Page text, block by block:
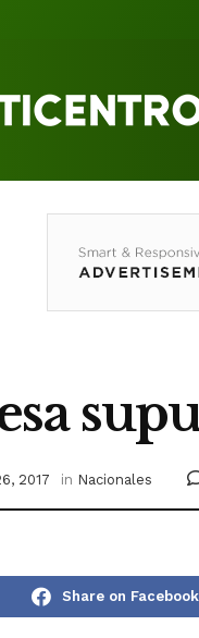
2017 in Nacionales
Share on Facebook